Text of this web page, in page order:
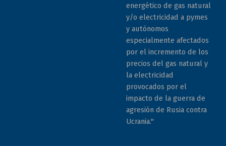
energético de gas natural
y/o electricidad a pymes
y autónomos
especialmente afectados
por el incremento de los
precios del gas natural y
la electricidad
provocados por el
impacto de la guerra de
agresión de Rusia contra
Ucrania."